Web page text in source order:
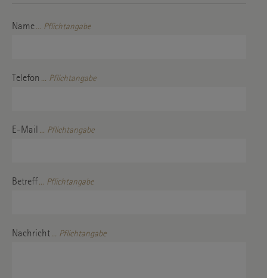
Name ... Pflichtangabe
Telefon ... Pflichtangabe
E-Mail ... Pflichtangabe
Betreff ... Pflichtangabe
Nachricht ... Pflichtangabe